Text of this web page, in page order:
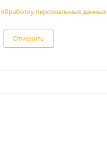
обработку персональных данных
Отменить